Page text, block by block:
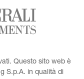
Questo sito web è
S.p.A. in qualità di